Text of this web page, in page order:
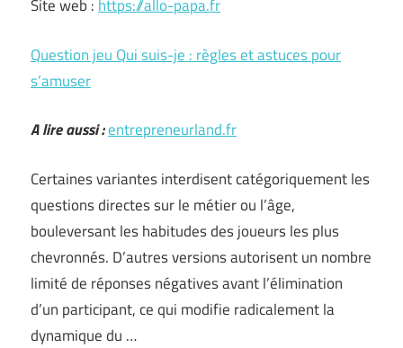
Site web : https://allo-papa.fr
Question jeu Qui suis-je : règles et astuces pour
s’amuser
A lire aussi :entrepreneurland.fr
Certaines variantes interdisent catégoriquement les
questions directes sur le métier ou l’âge,
bouleversant les habitudes des joueurs les plus
chevronnés. D’autres versions autorisent un nombre
limité de réponses négatives avant l’élimination
d’un participant, ce qui modifie radicalement la
dynamique du …